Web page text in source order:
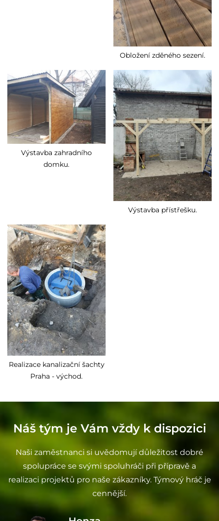
Obložení zděného sezení.
Výstavba zahradního
domku.
Výstavba přístřešku.
Realizace kanalizační šachty
Praha - východ.
Náš tým je Vám vždy k dispozici
Naši zaměstnanci si uvědomují důležitost dobré
spolupráce se svými spoluhráči při přípravě a
realizaci projektů pro naše zákazníky. Týmový hráč je
cennější.